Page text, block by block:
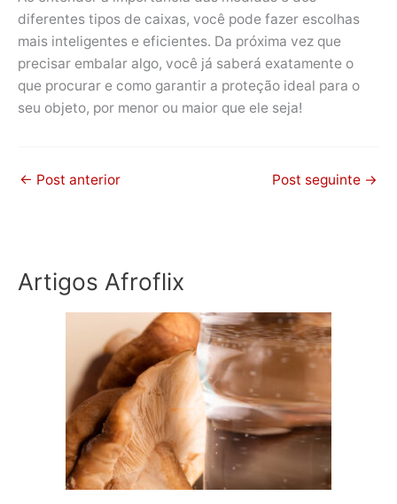
diferentes tipos de caixas, você pode fazer escolhas
mais inteligentes e eficientes. Da próxima vez que
precisar embalar algo, você já saberá exatamente o
que procurar e como garantir a proteção ideal para o
seu objeto, por menor ou maior que ele seja!
← Post anterior Post seguinte →
Artigos Afroflix